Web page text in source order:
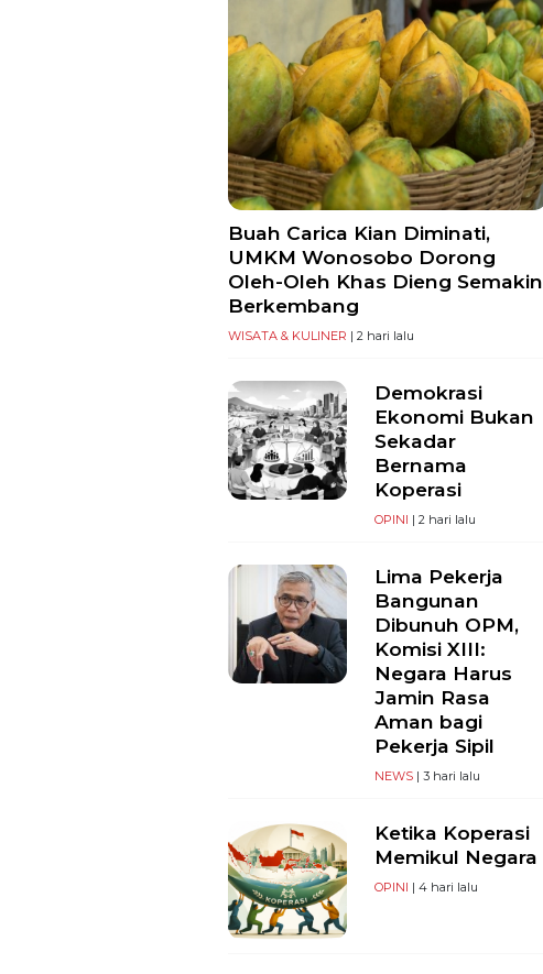
Buah Carica Kian Diminati,
UMKM Wonosobo Dorong
Oleh-Oleh Khas Dieng Semakin
Berkembang
WISATA & KULINER | 2 hari lalu
Demokrasi
Ekonomi Bukan
Sekadar
Bernama
Koperasi
OPINI | 2 hari lalu
Lima Pekerja
Bangunan
Dibunuh OPM,
Komisi XIII:
Negara Harus
Jamin Rasa
Aman bagi
Pekerja Sipil
NEWS | 3 hari lalu
Ketika Koperasi
Memikul Negara
OPINI | 4 hari lalu